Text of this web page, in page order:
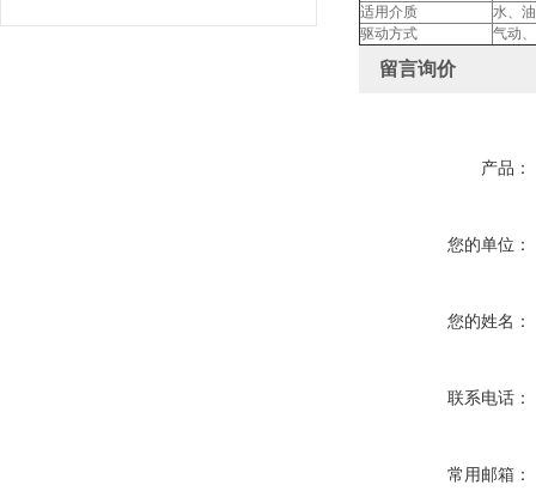
适用介质
水、
驱动方式
气动
留言询价
产品：
您的单位：
您的姓名：
联系电话：
常用邮箱：